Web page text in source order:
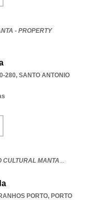
- PROPERTY
280, SANTO ANTONIO
CULTURAL MANTA...
PORTO, PORTO